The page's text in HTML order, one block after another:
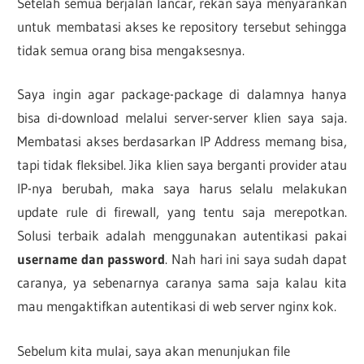
untuk membatasi akses ke repository tersebut sehingga
tidak semua orang bisa mengaksesnya.
Saya ingin agar package-package di dalamnya hanya
bisa di-download melalui server-server klien saya saja.
Membatasi akses berdasarkan IP Address memang bisa,
tapi tidak fleksibel. Jika klien saya berganti provider atau
IP-nya berubah, maka saya harus selalu melakukan
update rule di firewall, yang tentu saja merepotkan.
Solusi terbaik adalah menggunakan autentikasi pakai
username dan password. Nah hari ini saya sudah dapat
caranya, ya sebenarnya caranya sama saja kalau kita
mau mengaktifkan autentikasi di web server nginx kok.
Sebelum kita mulai, saya akan menunjukan file